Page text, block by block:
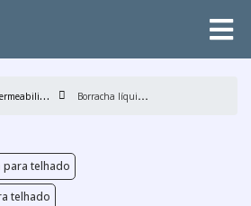
I
mpermeabilizantes de Telhados B
orracha líquida telhado
para telhado
telhado